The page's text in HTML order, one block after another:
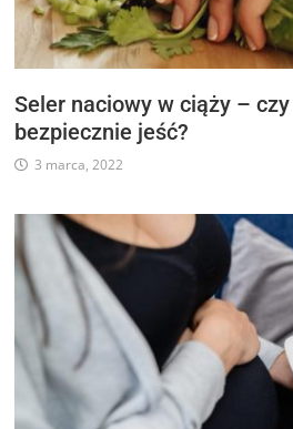
Seler naciowy w ciąży –
bezpiecznie jeść?
3 marca, 2022